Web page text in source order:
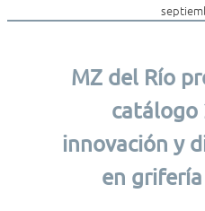
MZ del Río
catálogo
innovación y
en